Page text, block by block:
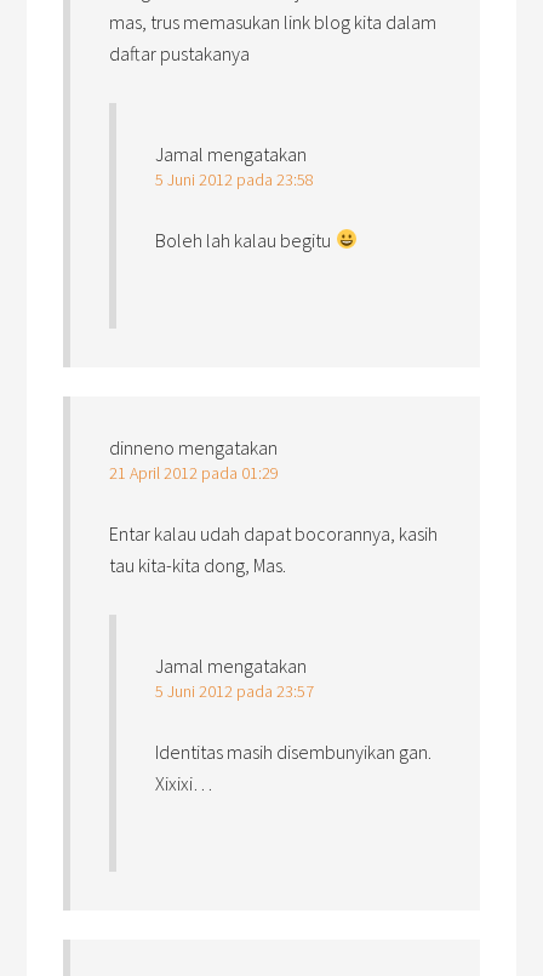
mas, trus memasukan link blog kita dalam
daftar pustakanya
Jamal mengatakan
5 Juni 2012 pada 23:58
Boleh lah kalau begitu
dinneno mengatakan
21 April 2012 pada 01:29
Entar kalau udah dapat bocorannya, kasih
tau kita-kita dong, Mas.
Jamal mengatakan
5 Juni 2012 pada 23:57
Identitas masih disembunyikan gan.
Xixixi…